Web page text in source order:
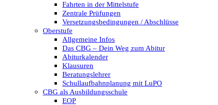
Fahrten in der Mittelstufe
Zentrale Prüfungen
Versetzungsbedingungen / Abschlüsse
Oberstufe
Allgemeine Infos
Das CBG – Dein Weg zum Abitur
Abiturkalender
Klausuren
Beratungslehrer
Schullaufbahnplanung mit LuPO
CBG als Ausbildungsschule
EOP